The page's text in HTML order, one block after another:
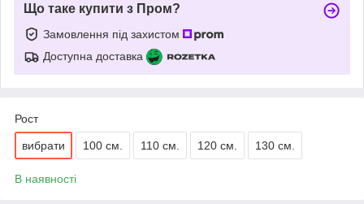
Що таке купити з Пром?
Замовлення під захистом
Доступна доставка
Рост
вибрати 100 см. 110 см. 120 см. 130 см.
В наявності